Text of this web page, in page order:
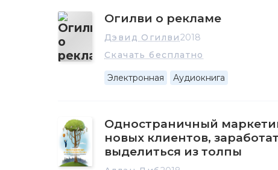
Огилви о рекламе
Дэвид Огилви2018
Скачать бесплатно
Электронная Аудиокнига
Одностраничный
новых клиентов,
выделиться из толпы